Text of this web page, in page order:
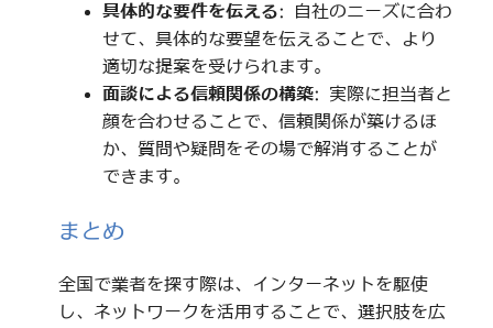
具体的な要件を伝える: 自社のニーズに合わ
せて、具体的な要望を伝えることで、より
適切な提案を受けられます。
面談による信頼関係の構築: 実際に担当者と
顔を合わせることで、信頼関係が築けるほ
か、質問や疑問をその場で解消することが
できます。
まとめ
全国で業者を探す際は、インターネットを駆使
し、ネットワークを活用することで、選択肢を広